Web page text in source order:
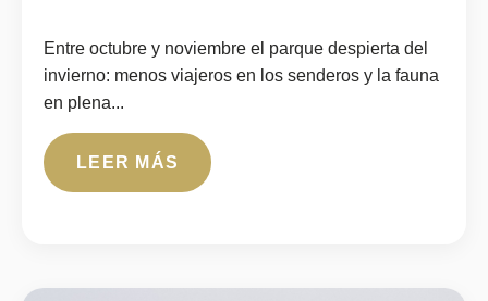
Entre octubre y noviembre el parque despierta del
invierno: menos viajeros en los senderos y la fauna
en plena...
LEER MÁS